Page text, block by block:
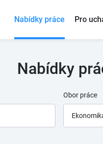
Nabídky práce Pro
Nabídky
Obor práce